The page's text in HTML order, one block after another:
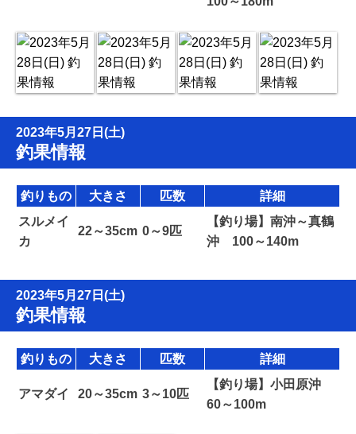
2023年5月27日(土)
釣果情報
釣りもの 大きさ 匹数
詳細
スルメイ
カ
22～35cm 0～9匹
【釣り場】南沖～真鶴
沖 100～140m
2023年5月27日(土)
釣果情報
釣りもの 大きさ 匹数 詳細
アマダイ 20～35cm 3～10匹
【釣り場】小田原沖
60～100m